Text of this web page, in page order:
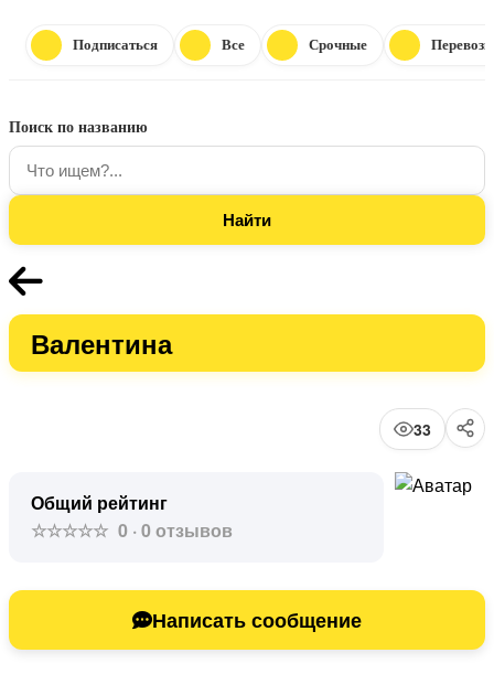
ПОДАТЬ
ДОСКА
Подписаться Все Срочные
Поиск по названию
Валентина
Общий рейтинг
☆☆☆☆☆ 0 · 0 отзывов
Написать сообщение
33